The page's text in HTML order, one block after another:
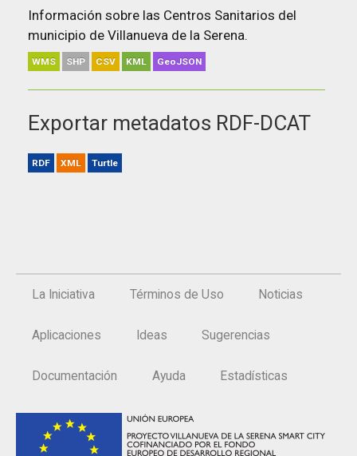
Información sobre las Centros Sanitarios del
municipio de Villanueva de la Serena.
WMS SHP CSV KML GeoJSON
Exportar metadatos RDF-DCAT
RDF XML Turtle
La Iniciativa Términos de Uso Noticias
Aplicaciones Ideas Sugerencias
Documentación Ayuda Estadísticas